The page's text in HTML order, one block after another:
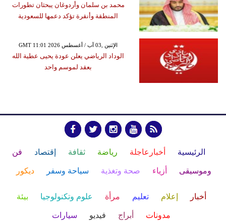
محمد بن سلمان وأردوغان يبحثان تطورات
المنطقة وأنقرة تؤكد دعمها للسعودية
GMT 11:01 2026 الإثنين ,03 آب / أغسطس
الوداد الرياضي يعلن عودة يحيى عطية الله
بعقد لموسم واحد
الرئيسية أخبارعاجلة رياضة ثقافة إقتصاد فن
وموسيقى أزياء صحة وتغذية سياحة وسفر ديكور
أخبار إعلام تعليم مرأة علوم وتكنولوجيا بيئة
مدونات أبراج فيديو سيارات